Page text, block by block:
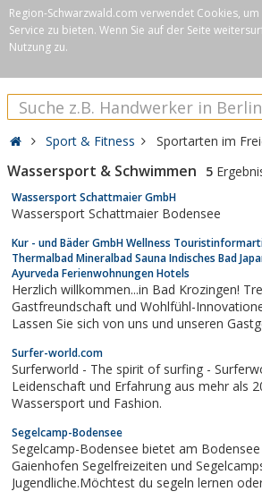
Region-Schwarzwald.com verwendet Cookies,
Service zu bieten. Wenn Sie auf der Seite
Nutzung zu.
Sport & Fitness Sportarten im
Wassersport & Schwimmen 5
Wassersport Schattmaier GmbH
Wassersport Schattmaier Bodensee
Kur - und Bäder GmbH Wellness
Thermalbad Mineralbad Sauna Indisches Bad
Ayurveda Ferienwohnungen Hotels
Herzlich willkommen...in Bad Krozingen!
Gastfreundschaft und Wohlfühl-
Lassen Sie sich von uns und unseren
besser zu sein, z.B. mit unseren authentischen Private Spa's oder
unserem...
Surfer-world.com
Surferworld - The spirit of surfing -
Leidenschaft und Erfahrung aus mehr als
Wassersport und Fashion.
Segelcamp-Bodensee
Segelcamp-Bodensee bietet am Bodensee auf der Höri in
Gaienhofen Segelfreizeiten und
Jugendliche.Möchtest du segeln lernen